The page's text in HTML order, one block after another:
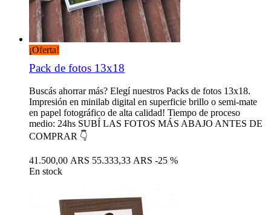
¡Oferta!
Pack de fotos 13x18
Buscás ahorrar más? Elegí nuestros Packs de fotos 13x18.
Impresión en minilab digital en superficie brillo o semi-mate
en papel fotográfico de alta calidad! Tiempo de proceso
medio: 24hs SUBÍ LAS FOTOS MÁS ABAJO ANTES DE
COMPRAR 👇
41.500,00 ARS 55.333,33 ARS -25 %
En stock